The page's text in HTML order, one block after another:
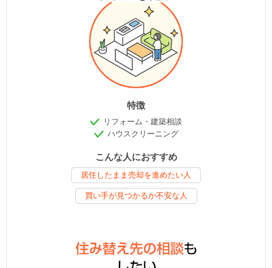
特徴
リフォーム・建築相談
ハウスクリーニング
こんな人におすすめ
居住したまま売却を進めたい人
買い手が見つかるか不安な人